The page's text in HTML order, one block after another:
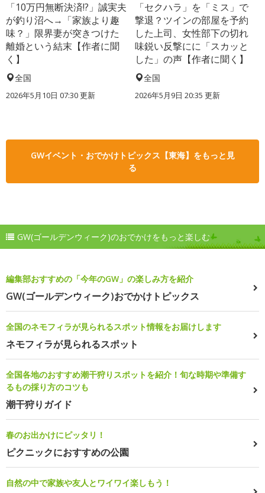
「10万円無断決済!?」誠実夫
が釣り沼へ→「家族より趣
味？」限界妻が突きつけた
離婚という結末【作者に聞
く】
全国
2026年5月10日 07:30 更新
「セクハラ」を「ミス」で
撃退？ツインの部屋を予約
した上司、女性部下の切れ
味鋭い反撃にに「スカッと
した」の声【作者に聞く】
全国
2026年5月9日 20:35 更新
GWイベント・おでかけトピックス【東海】をもっと見
る
GW(ゴールデンウィーク)のおでかけをもっと楽しむ
編集部おすすめの「今年のGW」の楽しみ方を紹介
GW(ゴールデンウィーク)おでかけトピックス
全国のネモフィラが見られるスポット情報をお届けします
ネモフィラが見られるスポット
全国各地のおすすめ潮干狩りスポットを紹介！旬な時期や準備す
るもの採り方のコツも
潮干狩りガイド
春のお出かけにピッタリ！
ピクニックにおすすめの公園
自然の中で家族や友人とワイワイ楽しもう！